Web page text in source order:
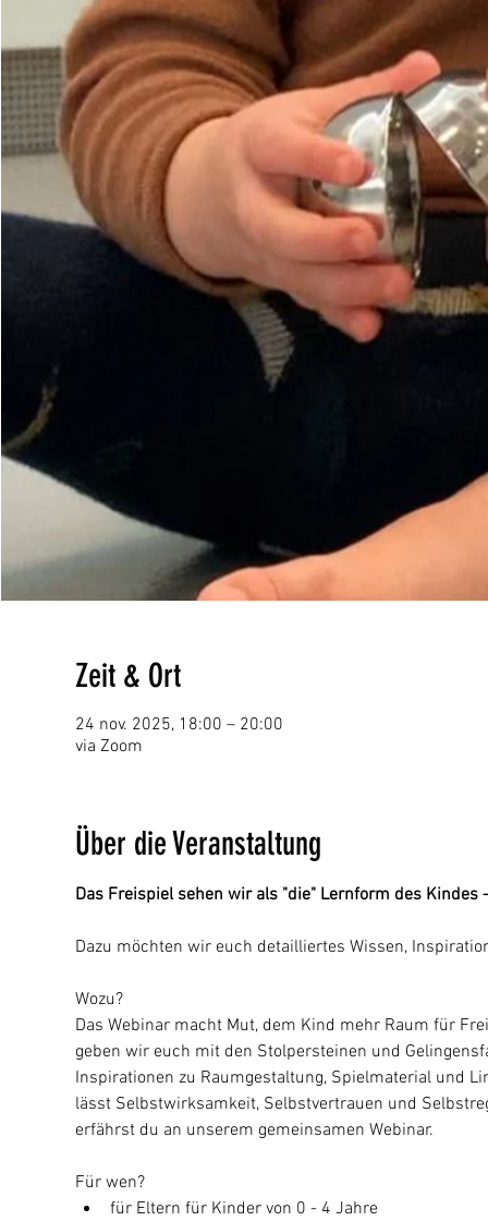
Zeit & Ort
24 nov. 2025, 18:00 – 20:00
via Zoom
Über die Veranstaltung
Das Freispiel sehen wir als "die" Lernform des
Dazu möchten wir euch detailliertes Wissen,
Wozu?
Das Webinar macht Mut, dem Kind mehr Raum für
geben wir euch mit den Stolpersteinen und
Inspirationen zu Raumgestaltung, Spielmaterial und
lässt Selbstwirksamkeit, Selbstvertrauen und
erfährst du an unserem gemeinsamen Webinar.
Für wen?
für Eltern für Kinder von 0 - 4 Jahre